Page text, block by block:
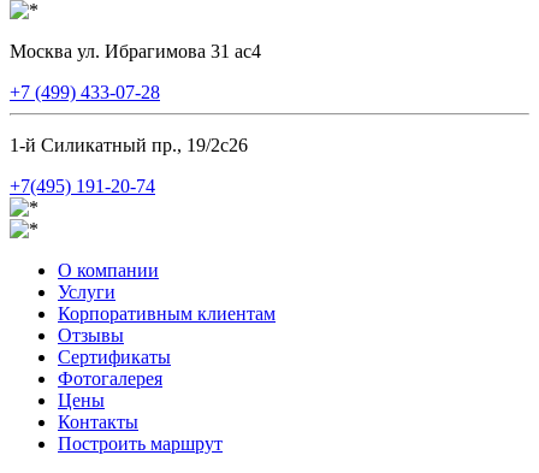
Москва ул. Ибрагимова 31 ас4
+7 (499) 433-07-28
1-й Силикатный пр., 19/2с26
+7(495) 191-20-74
О компании
Услуги
Корпоративным клиентам
Отзывы
Сертификаты
Фотогалерея
Цены
Контакты
Построить маршрут